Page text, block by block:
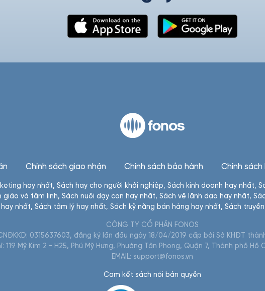
Chính sách giao nhận Chính sách bảo hành Chính
hay nhất, Sách hay cho người khởi nghiệp, Sách kinh doanh hay nhất,
giáo và tâm linh, Sách nuôi dạy con hay nhất, Sách về lãnh đạo hay nhất,
nhất, Sách tâm lý hay nhất, Sách kỹ năng bán hàng hay nhất, Sách
CÔNG TY CỔ PHẦN FONOS
0315637603, đăng ký lần đầu ngày 18/04/2019 cấp bởi Sở KHĐT
119 Mỹ Kim 2 - H25, Phú Mỹ Hưng, Phường Tân Phong, Quận 7, Thành phố Hồ
EMAIL: support@fonos.vn
Cam kết sách nói bản quyền